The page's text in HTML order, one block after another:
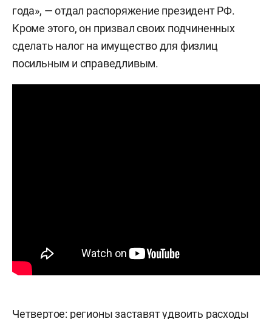
года», — отдал распоряжение президент РФ.
Кроме этого, он призвал своих подчиненных
сделать налог на имущество для физлиц
посильным и справедливым.
Четвертое: регионы заставят удвоить расходы